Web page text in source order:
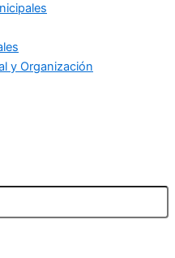
y Organización